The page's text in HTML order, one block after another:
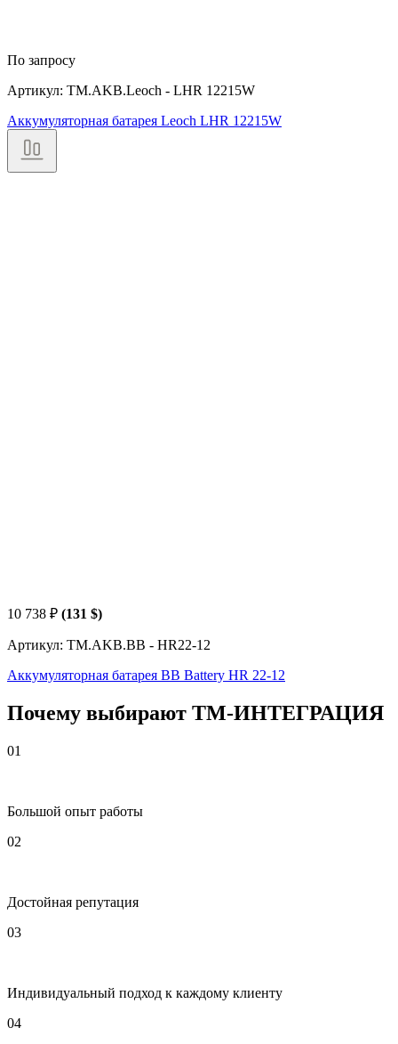
По запросу
Артикул: TM.AKB.Leoch - LHR 12215W
Аккумуляторная батарея Leoch LHR 12215W
10 738 ₽ (131 $)
Артикул: TM.AKB.BB - HR22-12
Аккумуляторная батарея BB Battery HR 22-12
Почему выбирают ТМ-ИНТЕГРАЦИЯ
01
Большой опыт работы
02
Достойная репутация
03
Индивидуальный подход к каждому клиенту
04